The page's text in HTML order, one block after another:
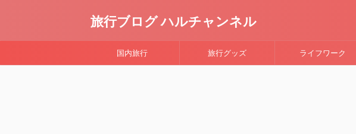
旅行ブログ ハルチャンネル
国内旅行 旅行グッズ ライフワーク